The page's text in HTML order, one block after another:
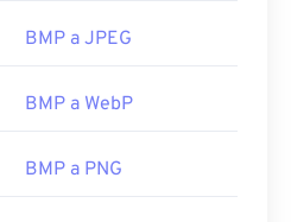
BMP a JPEG
BMP a WebP
BMP a PNG